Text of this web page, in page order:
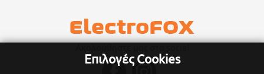
Επιλογές Cookies